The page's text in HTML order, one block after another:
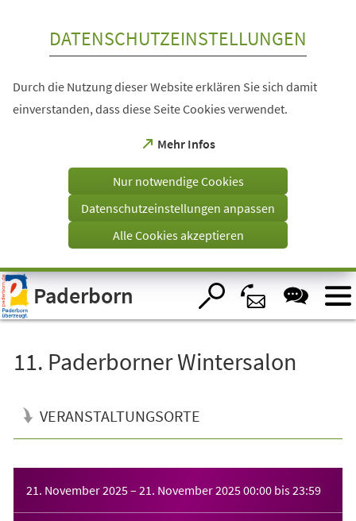
Visuelle
Assistenzsoftware
öffnen.
DATENSCHUTZEINSTELLUNGEN
Durch die Nutzung dieser Website erklären Sie sich damit
einverstanden, dass diese Seite Cookies verwendet.
Mehr Infos
(Öffnet
einem
Tab)
Nur notwendige Cookies
Datenschutzeinstellungen anpassen
Alle Cookies akzeptieren
Paderborn
11. Paderborner Wintersalon
VERANSTALTUNGSORTE
21. November 2025– 21. November 202500:00 bis23:59